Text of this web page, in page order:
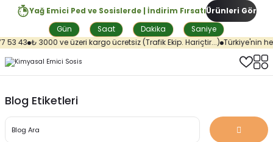
Yağ Emici Ped ve Sosislerde | İndirim Fırsatı
Gün
Saat Dakika Saniye
Ürünleri Gör
53 43 ₺ 3000 ve üzeri kargo ücretsiz (Trafik Ekip. Hariçtir...) Türkiye'nin
Blog Etiketleri